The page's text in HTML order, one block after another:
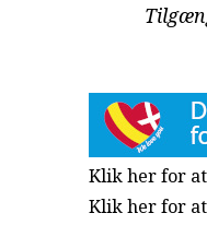
Klik her for
Klik her for